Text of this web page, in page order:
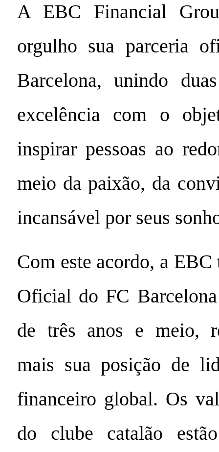
A EBC Financial
orgulho sua parceria
Barcelona, unindo
excelência com o
inspirar pessoas ao
meio da paixão, da
incansável por seus
Com este acordo, a EBC
Oficial do FC
de três anos e meio,
mais sua posição de
financeiro global. Os
do clube catalão